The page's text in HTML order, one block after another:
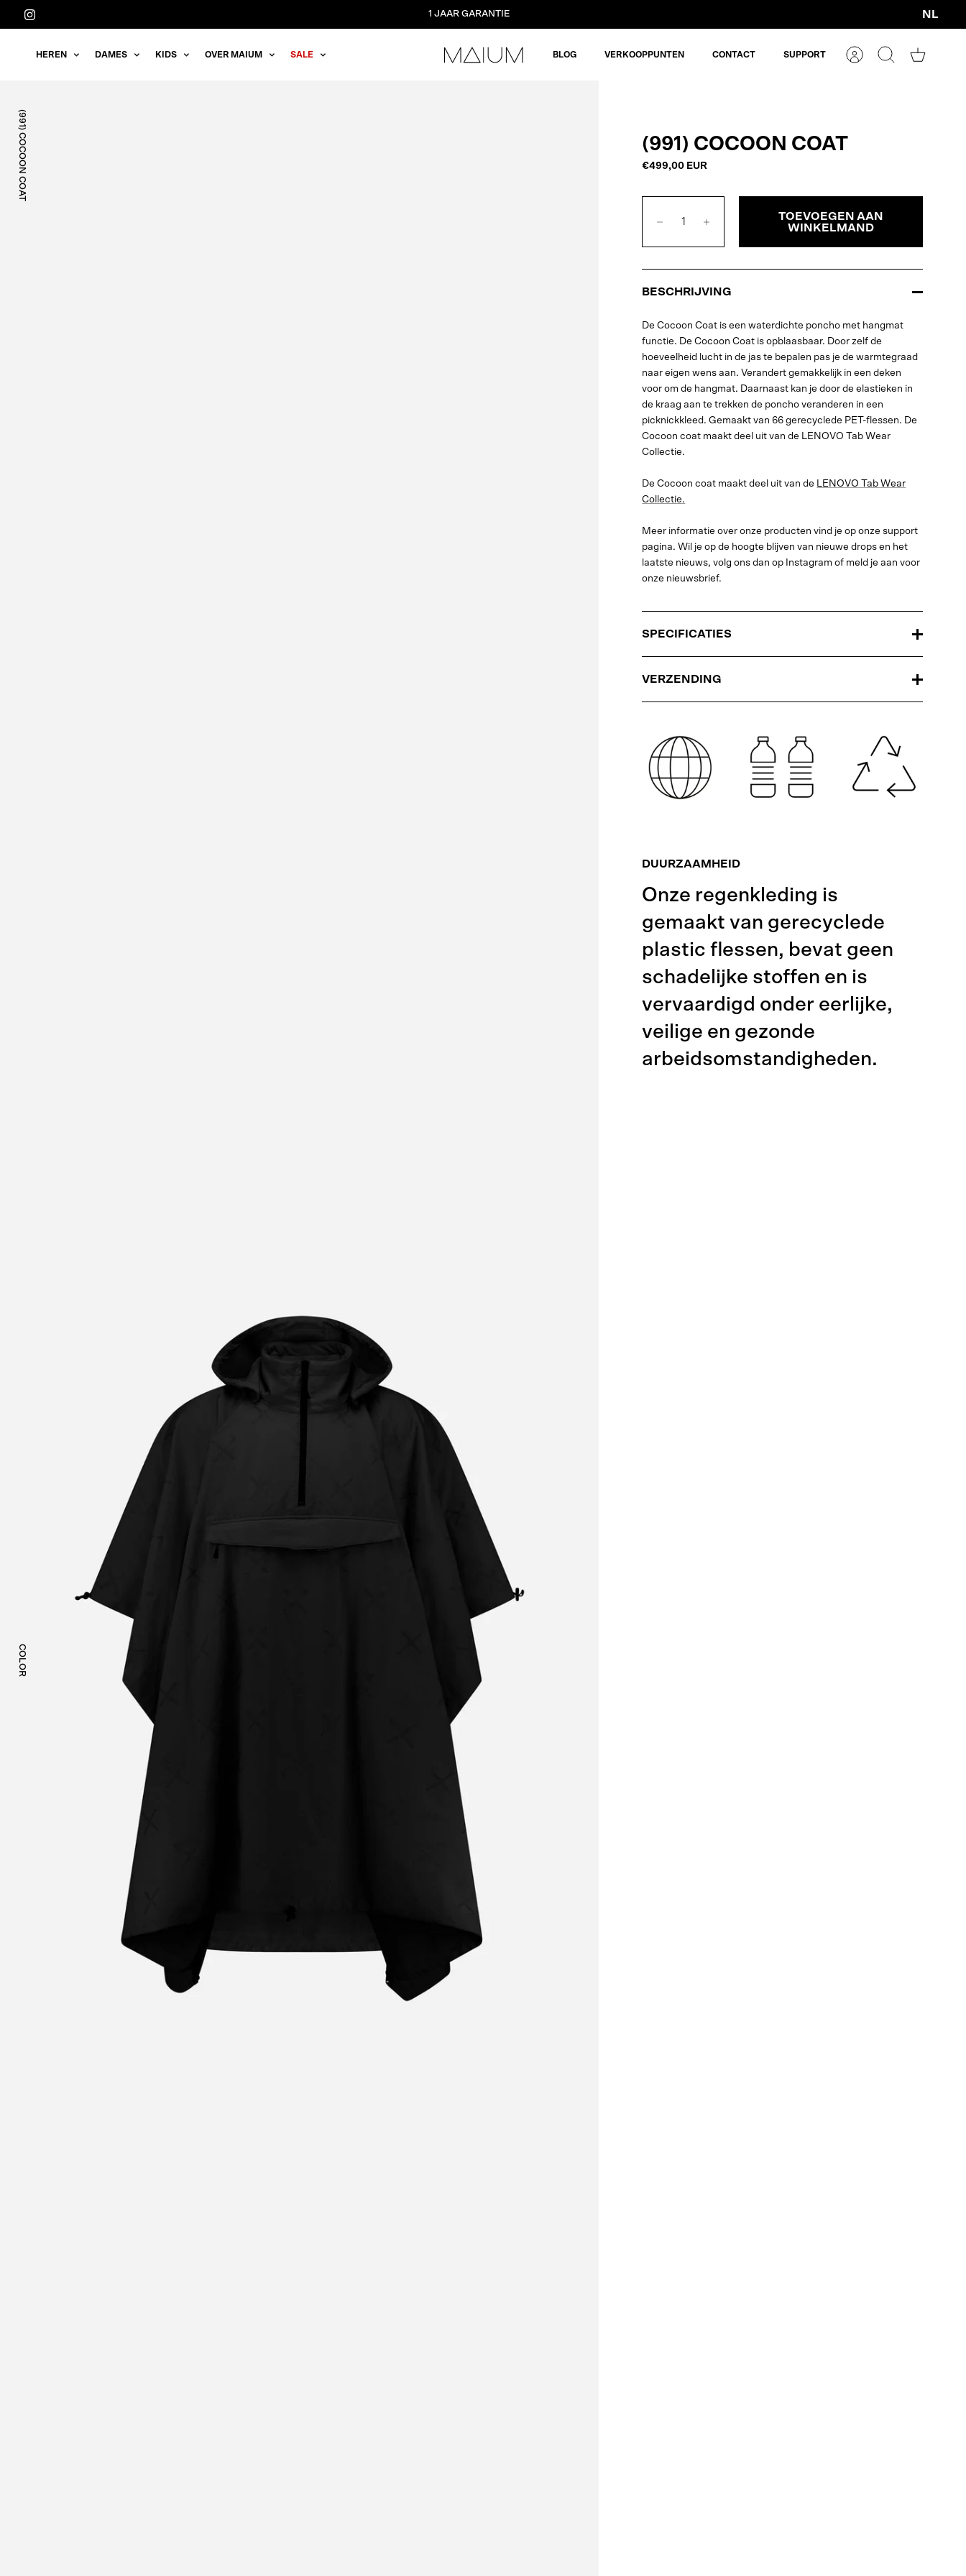
Meteen
1 JAAR GARANTIE
Valuta
NL
HEREN DAMES KIDS OVER MAIUM SALE BLOG VERKOOPPUNTEN CONTACT SUPPORT
AccountZoeken
(991) COCOON COAT
COLOR
(991) COCOON COAT
€499,00 EUR
TOEVOEGEN AAN
WINKELMAND
BESCHRIJVING
De Cocoon Coat is een waterdichte poncho met hangmat
functie. De Cocoon Coat is opblaasbaar. Door zelf de
hoeveelheid lucht in de jas te bepalen pas je de warmtegraad
naar eigen wens aan. Verandert gemakkelijk in een deken
voor om de hangmat. Daarnaast kan je door de elastieken in
de kraag aan te trekken de poncho veranderen in een
picknickkleed. Gemaakt van 66 gerecyclede PET-flessen. De
Cocoon coat maakt deel uit van de LENOVO Tab Wear
Collectie.
De Cocoon coat maakt deel uit van de LENOVO Tab Wear
Collectie.
Meer informatie over onze producten vind je op onze support
pagina. Wil je op de hoogte blijven van nieuwe drops en het
laatste nieuws, volg ons dan op Instagram of meld je aan voor
onze nieuwsbrief.
SPECIFICATIES
VERZENDING
DUURZAAMHEID
Onze regenkleding is
gemaakt van gerecyclede
plastic flessen, bevat geen
schadelijke stoffen en is
vervaardigd onder eerlijke,
veilige en gezonde
arbeidsomstandigheden.